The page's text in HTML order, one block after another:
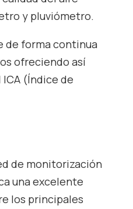
y pluviómetro.
de forma continua
ofreciendo así
(Índice de
de monitorización
una excelente
los principales